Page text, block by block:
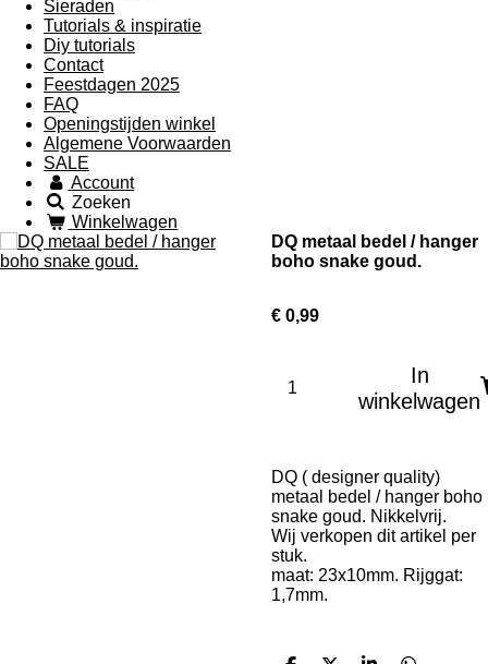
Sieraden
Tutorials & inspiratie
Diy tutorials
Contact
Feestdagen 2025
FAQ
Openingstijden winkel
Algemene Voorwaarden
SALE
Account
Zoeken
Winkelwagen
DQ metaal bedel / hanger
boho snake goud.
€ 0,99
In
winkelwagen
DQ ( designer quality)
metaal bedel / hanger boho
snake goud. Nikkelvrij.
Wij verkopen dit artikel per
stuk.
maat: 23x10mm. Rijggat:
1,7mm.